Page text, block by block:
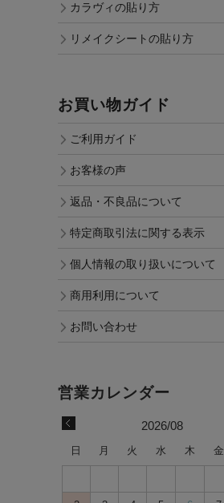
カラヴィの貼り方
リメイクシートの貼り方
お買い物ガイド
ご利用ガイド
お客様の声
返品・不良品について
特定商取引法に関する表示
個人情報の取り扱いについて
商用利用について
お問い合わせ
2026/08
日 月 火 水 木 金